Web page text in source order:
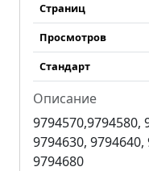
Страниц
Просмотров
Стандарт
Описание
9794570,9794580,
9794630,
9794680